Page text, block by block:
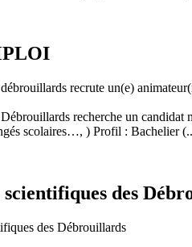
recrute un(e)
recherche un
scolaires…, ) Profil : Bachelier
scientifiques des